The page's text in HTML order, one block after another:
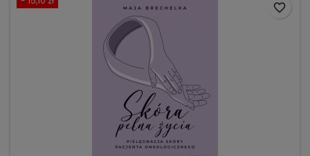
favorite_border